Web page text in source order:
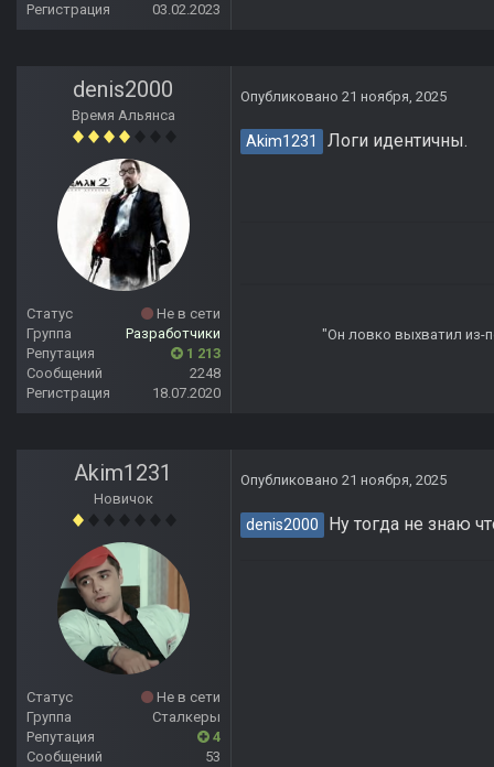
Регистрация
03.02.2023
denis2000
Время Альянса
Статус
Не в сети
Группа
Разработчики
Репутация
1 213
Сообщений
2248
Регистрация
18.07.2020
Опубликовано 21 ноября, 2025
Akim1231 Логи идентичны.
"Он ловко выхватил из-
Akim1231
Новичок
Статус
Не в сети
Группа
Сталкеры
Репутация
4
Сообщений
53
Опубликовано 21 ноября, 2025
denis2000 Ну тогда не знаю